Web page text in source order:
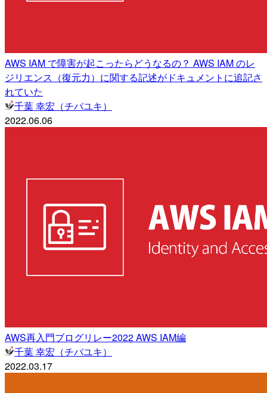
AWS IAM で障害が起こったらどうなるの？ AWS IAM のレ
ジリエンス（復元力）に関する記述がドキュメントに追記さ
れていた
千葉 幸宏（チバユキ）
2022.06.06
AWS再入門ブログリレー2022 AWS IAM編
千葉 幸宏（チバユキ）
2022.03.17